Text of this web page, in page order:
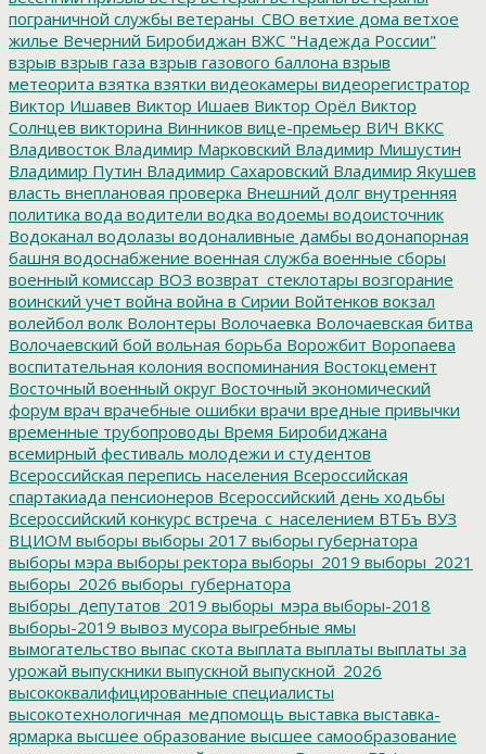
пограничной службы ветераны_СВО ветхие дома ветхое
жилье Вечерний Биробиджан ВЖС "Надежда России"
взрыв взрыв газа взрыв газового баллона взрыв
метеорита взятка взятки видеокамеры видеорегистратор
Виктор Ишавев Виктор Ишаев Виктор Орёл Виктор
Солнцев викторина Винников вице-премьер ВИЧ ВККС
Владивосток Владимир Марковский Владимир Мишустин
Владимир Путин Владимир Сахаровский Владимир Якушев
власть внеплановая проверка Внешний долг внутренняя
политика вода водители водка водоемы водоисточник
Водоканал водолазы водоналивные дамбы водонапорная
башня водоснабжение военная служба военные сборы
военный комиссар ВОЗ возврат_стеклотары возгорание
воинский учет война война в Сирии Войтенков вокзал
волейбол волк Волонтеры Волочаевка Волочаевская битва
Волочаевский бой вольная борьба Ворожбит Воропаева
воспитательная колония воспоминания Востокцемент
Восточный военный округ Восточный экономический
форум врач врачебные ошибки врачи вредные привычки
временные трубопроводы Время Биробиджана
всемирный фестиваль молодежи и студентов
Всероссийская перепись населения Всероссийская
спартакиада пенсионеров Всероссийский день ходьбы
Всероссийский конкурс встреча_с_населением ВТБъ ВУЗ
ВЦИОМ выборы выборы 2017 выборы губернатора
выборы мэра выборы ректора выборы_2019 выборы_2021
выборы_2026 выборы_губернатора
выборы_депутатов_2019 выборы_мэра выборы-2018
выборы-2019 вывоз мусора выгребные ямы
вымогательство выпас скота выплата выплаты выплаты за
урожай выпускники выпускной выпускной_2026
высококвалифицированные специалисты
высокотехнологичная_медпомощь выставка выставка-
ярмарка высшее образование высшее самообразование